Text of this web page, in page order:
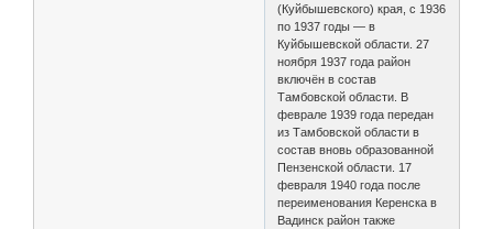
(Куйбышевского) края, с 1936
по 1937 годы — в
Куйбышевской области. 27
ноября 1937 года район
включён в состав
Тамбовской области. В
феврале 1939 года передан
из Тамбовской области в
состав вновь образованной
Пензенской области. 17
февраля 1940 года после
переименования Керенска в
Вадинск район также